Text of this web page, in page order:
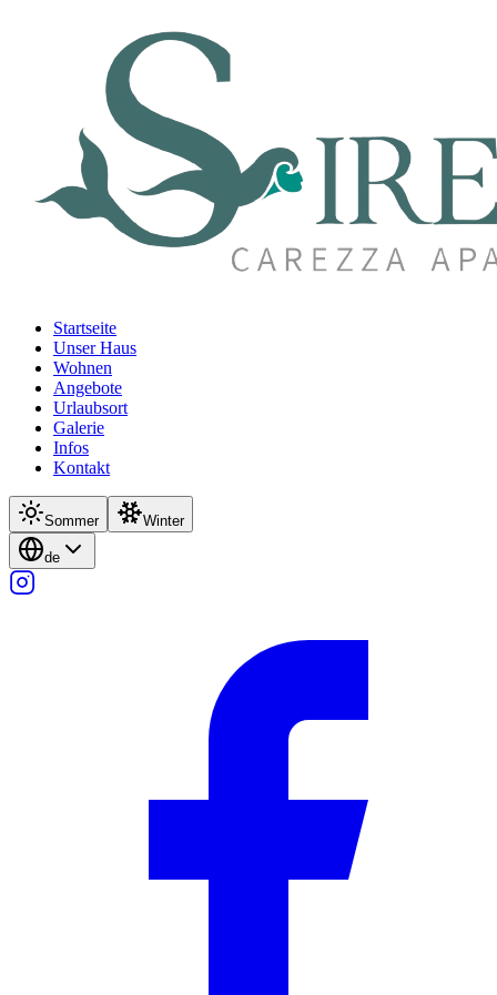
Startseite
Unser Haus
Wohnen
Angebote
Urlaubsort
Galerie
Infos
Kontakt
Sommer Winter
de